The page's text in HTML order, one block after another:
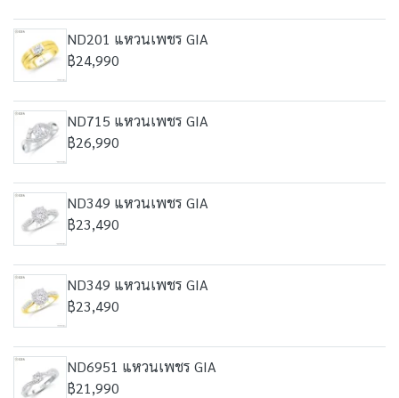
ND201 แหวนเพชร GIA
฿24,990
ND715 แหวนเพชร GIA
฿26,990
ND349 แหวนเพชร GIA
฿23,490
ND349 แหวนเพชร GIA
฿23,490
ND6951 แหวนเพชร GIA
฿21,990